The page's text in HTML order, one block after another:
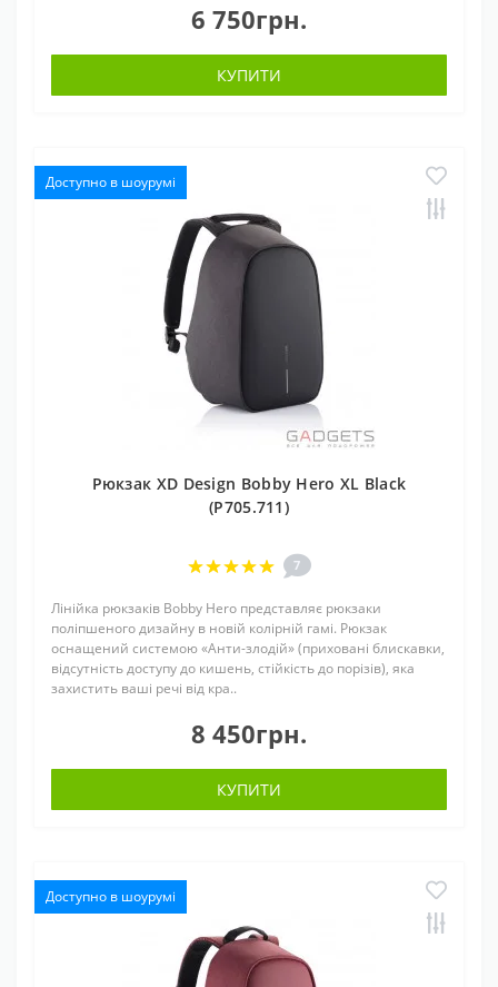
6 750грн.
КУПИТИ
Доступно в шоурумі
Рюкзак XD Design Bobby Hero XL Black
(P705.711)
7
Лінійка рюкзаків Bobby Hero представляє рюкзаки
поліпшеного дизайну в новій колірній гамі. Рюкзак
оснащений системою «Анти-злодій» (приховані блискавки,
відсутність доступу до кишень, стійкість до порізів), яка
захистить ваші речі від кра..
8 450грн.
КУПИТИ
Доступно в шоурумі